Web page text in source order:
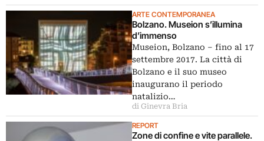
ARTE CONTEMPORANEA
Bolzano. Museion s’illumina
d’immenso
Museion, Bolzano – fino al 17
settembre 2017. La città di
Bolzano e il suo museo
inaugurano il periodo
natalizio…
di Ginevra Bria
REPORT
Zone di confine e vite parallele.